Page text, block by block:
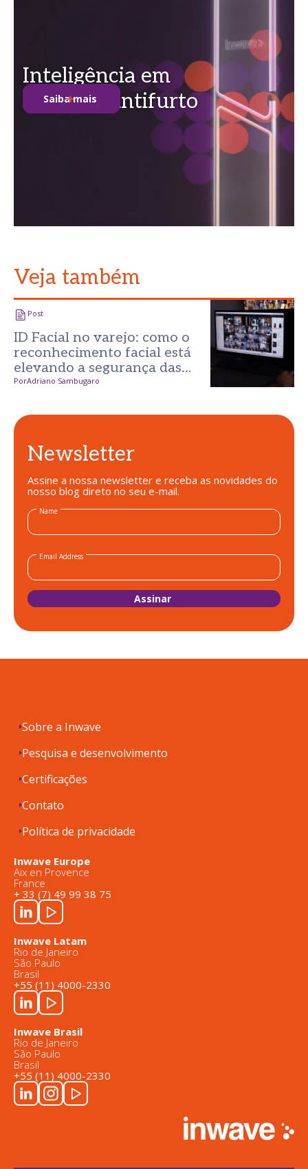
Inteligência em
soluções antifurto
Saiba mais
Veja também
Post
ID Facial no varejo: como o
reconhecimento facial está
elevando a segurança das
lojas
PorAdriano Sambugaro
Newsletter
Assine a nossa newsletter e receba as novidades do
nosso blog direto no seu e-mail.
Name
Email Address
Sobre a Inwave
Pesquisa e desenvolvimento
Certificações
Contato
Política de privacidade
Inwave Europe
Aix en Provence
France
+ 33 (7) 49 99 38 75
Inwave Latam
Rio de Janeiro
São Paulo
Brasil
+55 (11) 4000-2330
Inwave Brasil
Rio de Janeiro
São Paulo
Brasil
+55 (11) 4000-2330